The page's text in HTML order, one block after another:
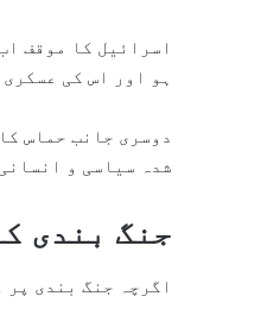
اسرائیل کا موقف
ہو اور اس کی
دوسری جانب حماس
شدہ سیاسی و
جنگ بندی
اگرچہ جنگ بندی